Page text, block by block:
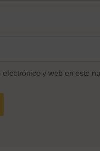
electrónico y web en este